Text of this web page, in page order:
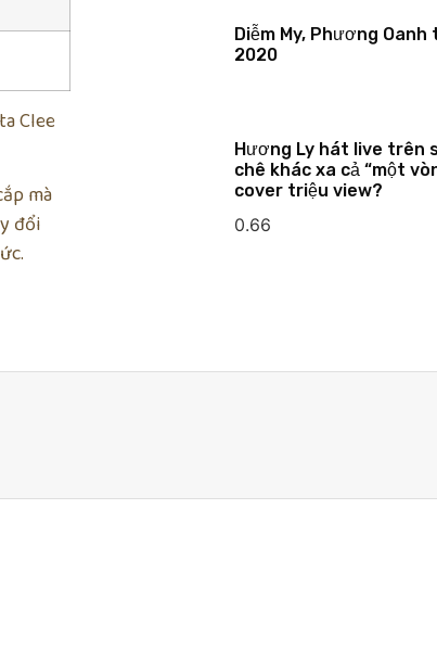
Clee
mà
đổi
Diễm My, Phương
2020
Hương Ly hát live trên
chê khác xa cả “một
cover triệu view?